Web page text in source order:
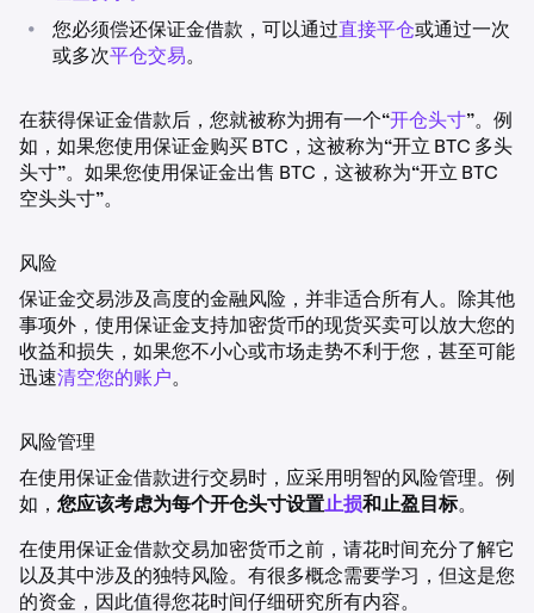
• 您必须偿还保证金借款，可以通过直接平仓或通过一次
或多次平仓交易。
在获得保证金借款后，您就被称为拥有一个“开仓头寸”。例
如，如果您使用保证金购买 BTC，这被称为“开立 BTC 多头
头寸”。如果您使用保证金出售 BTC，这被称为“开立 BTC
空头头寸”。
风险
保证金交易涉及高度的金融风险，并非适合所有人。除其他
事项外，使用保证金支持加密货币的现货买卖可以放大您的
收益和损失，如果您不小心或市场走势不利于您，甚至可能
迅速清空您的账户。
风险管理
在使用保证金借款进行交易时，应采用明智的风险管理。例
如， 您应该考虑为每个开仓头寸设置止损和止盈目标。
在使用保证金借款交易加密货币之前，请花时间充分了解它
以及其中涉及的独特风险。有很多概念需要学习，但这是您
的资金，因此值得您花时间仔细研究所有内容。